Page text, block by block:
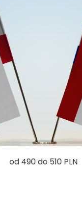
od 490 do 510 PLN